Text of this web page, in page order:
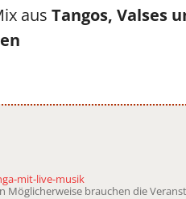
aus Tangos, Valses
mit-live-musik
brauchen die